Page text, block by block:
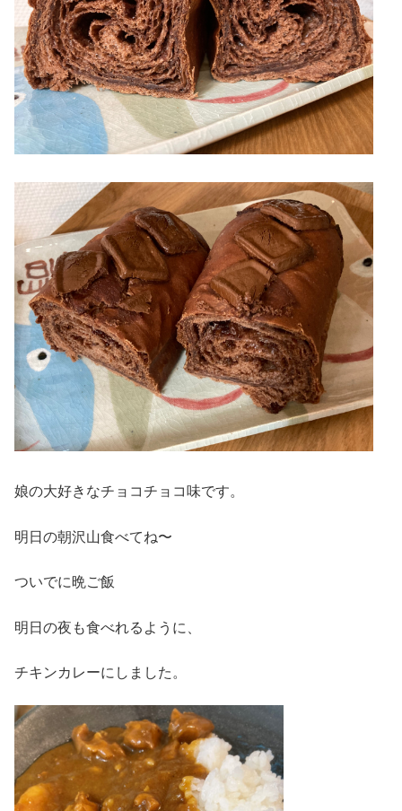
娘の大好きなチョコチョコ味です。
明日の朝沢山食べてね〜
ついでに晩ご飯
明日の夜も食べれるように、
チキンカレーにしました。